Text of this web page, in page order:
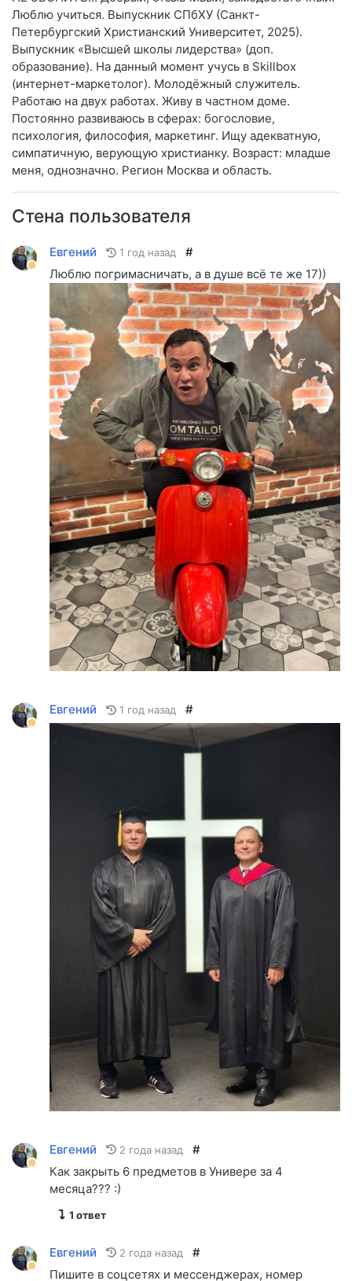
Люблю учиться. Выпускник СПбХУ (Санкт-
Петербургский Христианский Университет, 2025).
Выпускник «Высшей школы лидерства» (доп.
образование). На данный момент учусь в Skillbox
(интернет-маркетолог). Молодёжный служитель.
Работаю на двух работах. Живу в частном доме.
Постоянно развиваюсь в сферах: богословие,
психология, философия, маркетинг. Ищу адекватную,
симпатичную, верующую христианку. Возраст: младше
меня, однозначно. Регион Москва и область.
Стена пользователя
Евгений 1 год назад
#
Люблю погримасничать, а в душе всё те же 17))
Евгений 1 год назад #
Евгений 2 года назад
#
Как закрыть 6 предметов в Универе за 4
месяца??? :)
1 ответ
Евгений 2 года назад
#
Пишите в соцсетях и мессенджерах, номер